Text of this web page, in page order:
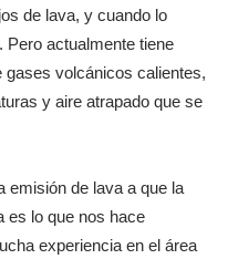
de lava, y cuando lo
Pero actualmente tiene
volcánicos calientes,
y aire atrapado que se
emisión de lava a que la
es lo que nos hace
experiencia en el área